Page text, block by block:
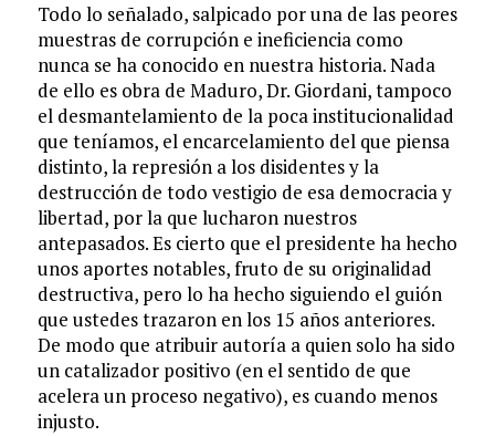
Todo lo señalado, salpicado por una de las peores
muestras de corrupción e ineficiencia como
nunca se ha conocido en nuestra historia. Nada
de ello es obra de Maduro, Dr. Giordani, tampoco
el desmantelamiento de la poca institucionalidad
que teníamos, el encarcelamiento del que piensa
distinto, la represión a los disidentes y la
destrucción de todo vestigio de esa democracia y
libertad, por la que lucharon nuestros
antepasados. Es cierto que el presidente ha hecho
unos aportes notables, fruto de su originalidad
destructiva, pero lo ha hecho siguiendo el guión
que ustedes trazaron en los 15 años anteriores.
De modo que atribuir autoría a quien solo ha sido
un catalizador positivo (en el sentido de que
acelera un proceso negativo), es cuando menos
injusto.